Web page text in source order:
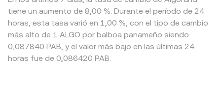
tiene un aumento de 8,00 %. Durante el período de 24
horas, esta tasa varió en 1,00 %, con el tipo de cambio
más alto de 1 ALGO por balboa panameño siendo
0,087840 PAB, y el valor más bajo en las últimas 24
horas fue de 0,086420 PAB.